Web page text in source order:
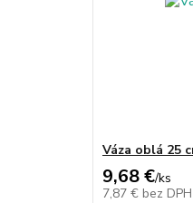
Váza oblá 25
9,68 €/ks
7,87 € bez DPH